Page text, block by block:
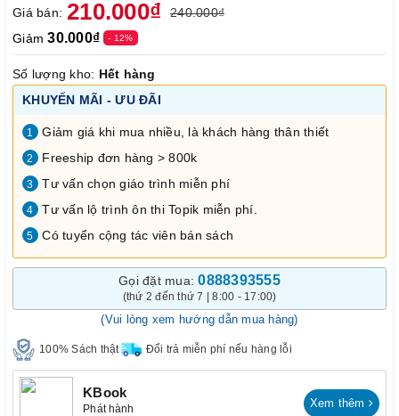
Giá bán: 210.000₫
240.000₫
Giảm30.000₫ - 12%
Số lượng kho: Hết hàng
KHUYẾN MÃI - ƯU ĐÃI
1 Giảm giá khi mua nhiều, là khách hàng thân thiết
2 Freeship đơn hàng > 800k
3 Tư vấn chọn giáo trình miễn phí
4 Tư vấn lộ trình ôn thi Topik miễn phí.
5 Có tuyển cộng tác viên bán sách
Gọi đặt mua:0888393555
(thứ 2 đến thứ 7 | 8:00 - 17:00)
(Vui lòng xem hướng dẫn mua hàng)
100% Sách thật Đổi trả miễn phí nếu hàng lỗi
KBook
Phát hành Xem thêm